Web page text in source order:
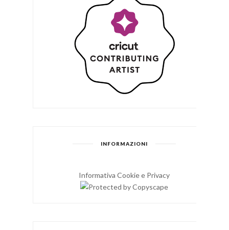
INFORMAZIONI
Informativa Cookie e Privacy